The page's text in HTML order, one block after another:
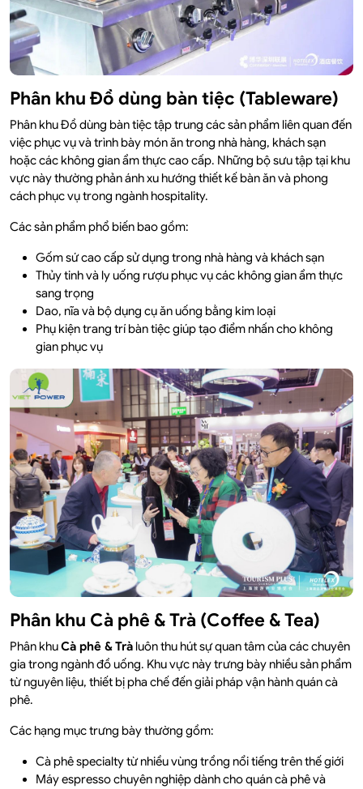
Phân khu Đồ dùng bàn tiệc (Tableware)
Phân khu Đồ dùng bàn tiệc tập trung các sản phẩm liên quan đến
việc phục vụ và trình bày món ăn trong nhà hàng, khách sạn
hoặc các không gian ẩm thực cao cấp. Những bộ sưu tập tại khu
vực này thường phản ánh xu hướng thiết kế bàn ăn và phong
cách phục vụ trong ngành hospitality.
Các sản phẩm phổ biến bao gồm:
Gốm sứ cao cấp sử dụng trong nhà hàng và khách sạn
Thủy tinh và ly uống rượu phục vụ các không gian ẩm thực
sang trọng
Dao, nĩa và bộ dụng cụ ăn uống bằng kim loại
Phụ kiện trang trí bàn tiệc giúp tạo điểm nhấn cho không
gian phục vụ
Phân khu Cà phê & Trà (Coffee & Tea)
Phân khuCà phê & Trà luôn thu hút sự quan tâm của các chuyên
gia trong ngành đồ uống. Khu vực này trưng bày nhiều sản phẩm
từ nguyên liệu, thiết bị pha chế đến giải pháp vận hành quán cà
phê.
Các hạng mục trưng bày thường gồm:
Cà phê specialty từ nhiều vùng trồng nổi tiếng trên thế giới
Máy espresso chuyên nghiệp dành cho quán cà phê và